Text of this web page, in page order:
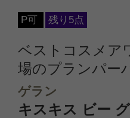
P可 残り5点
ベストコスメア
場のプランパー
ゲラン
キスキス ビー